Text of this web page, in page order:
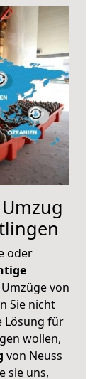
oder
von
Sie nicht
Lösung für
wollen,
von Neuss
sie uns,